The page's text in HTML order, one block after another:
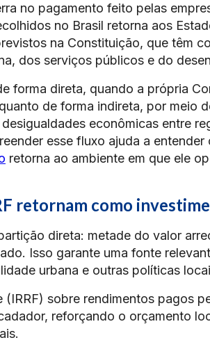
no pagamento feito pelas
no Brasil retorna aos
na Constituição, que têm
dos serviços públicos e do
forma direta, quando a própria
de forma indireta, por meio
econômicas entre
esse fluxo ajuda a entender
retorna ao ambiente em que ele
retornam como
direta: metade do valor
Isso garante uma fonte
urbana e outras políticas
sobre rendimentos pagos
reforçando o orçamento